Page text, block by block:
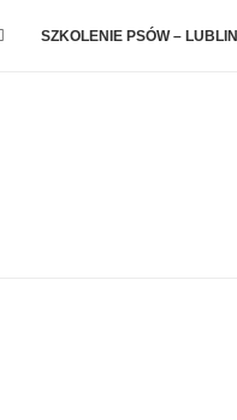
SZKOLENIE PSÓW – LUBLIN